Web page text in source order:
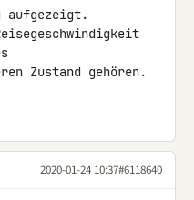
aufgezeigt.
Zustand gehören.
2020-01-24 10:37#6118640